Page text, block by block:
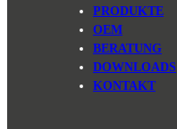
PRODUKTE
OEM
BERATUNG
DOWNLOADS
KONTAKT